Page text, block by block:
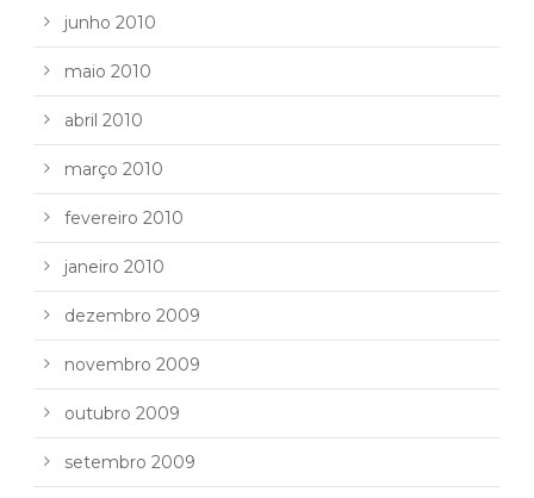
junho 2010
maio 2010
abril 2010
março 2010
fevereiro 2010
janeiro 2010
dezembro 2009
novembro 2009
outubro 2009
setembro 2009